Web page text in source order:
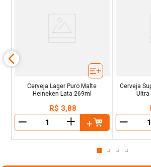
Cerveja Lager Puro Malte
Heineken Lata 269ml
R$ 3,88
＋
Cerveja
Ultra